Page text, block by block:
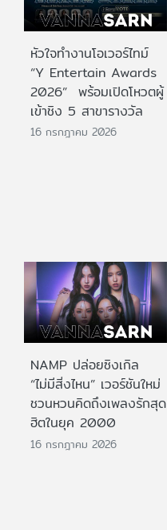
หัวใจทำงานโอเวอร์ไทม์
“Y Entertain Awards
2026” พร้อมเปิดโหวตผู้
เข้าชิง 5 สาขารางวัล
16 กรกฎาคม 2026
NAMP ปล่อยซิงเกิล
“ไม่มีสิ่งไหน” เวอร์ชันใหม่
ชวนหวนคิดถึงเพลงรักสุด
ฮิตในยุค 2000
16 กรกฎาคม 2026